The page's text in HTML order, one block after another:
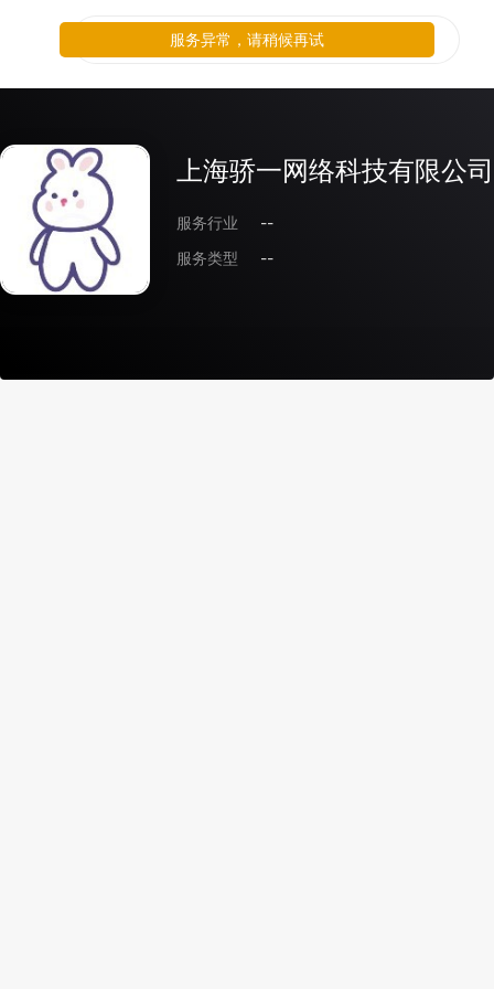
上海骄一网络科技有限公司
服务行业
--
服务类型
--
服务异常，请稍候再试